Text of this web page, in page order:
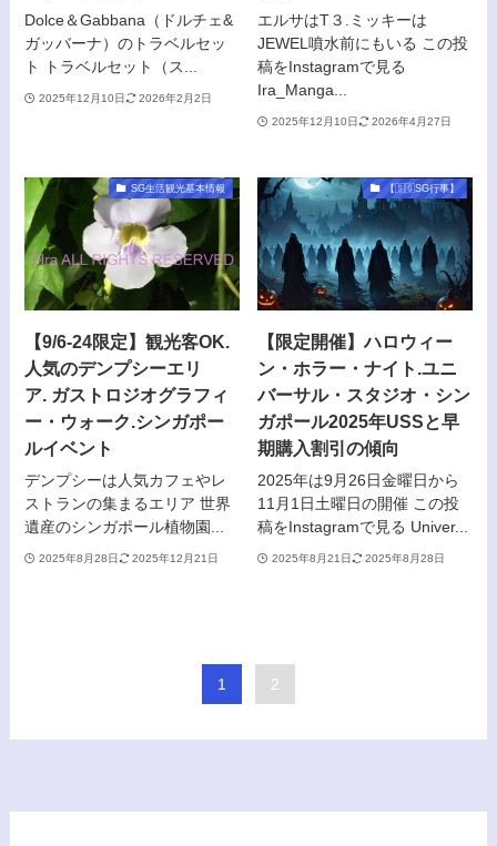
Dolce＆Gabbana（ドルチェ&
ガッバーナ）のトラベルセッ
ト トラベルセット（ス...
2025年12月10日 2026年2月2日
エルサはT３.ミッキーは
JEWEL噴水前にもいる この投
稿をInstagramで見る
Ira_Manga...
2025年12月10日 2026年4月27日
SG生活観光基本情報
【9/6-24限定】観光客OK.
人気のデンプシーエリ
ア. ガストロジオグラフィ
ー・ウォーク.シンガポー
ルイベント
デンプシーは人気カフェやレ
ストランの集まるエリア 世界
遺産のシンガポール植物園...
2025年8月28日 2025年12月21日
【🇸🇬SG行事】
【限定開催】ハロウィー
ン・ホラー・ナイト.ユニ
バーサル・スタジオ・シン
ガポール2025年USSと早
期購入割引の傾向
2025年は9月26日金曜日から
11月1日土曜日の開催 この投
稿をInstagramで見る Univer...
2025年8月21日 2025年8月28日
1 2